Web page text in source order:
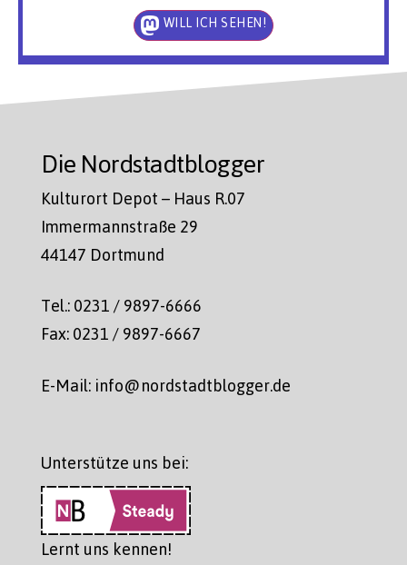
WILL ICH SEHEN!
Die Nordstadtblogger
Kulturort Depot – Haus R.07
Immermannstraße 29
44147 Dortmund
Tel.: 0231 / 9897-6666
Fax: 0231 / 9897-6667
E-Mail: info@nordstadtblogger.de
Unterstütze uns bei:
Lernt uns kennen!